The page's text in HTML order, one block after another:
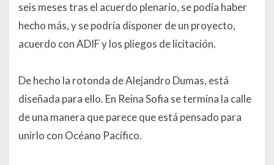
seis meses tras el acuerdo plenario, se podía haber
hecho más, y se podría disponer de un proyecto,
acuerdo con ADIF y los pliegos de licitación.
De hecho la rotonda de Alejandro Dumas, está
diseñada para ello. En Reina Sofia se termina la calle
de una manera que parece que está pensado para
unirlo con Océano Pacífico.